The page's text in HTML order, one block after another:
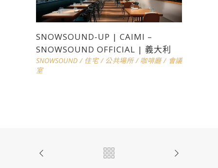
SNOWSOUND-UP | CAIMI –
SNOWSOUND OFFICIAL | 義大利
SNOWSOUND / 住宅/ 公共場所/ 咖啡廳/ 會議
室